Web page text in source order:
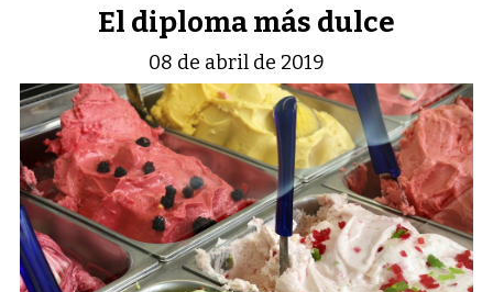
El diploma más dulce
08 de abril de 2019